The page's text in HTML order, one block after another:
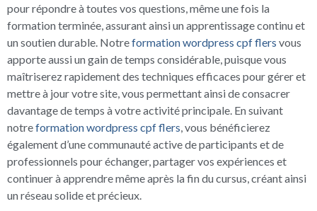
pour répondre à toutes vos questions, même une fois la
formation terminée, assurant ainsi un apprentissage continu et
un soutien durable. Notreformation wordpress cpf flers vous
apporte aussi un gain de temps considérable, puisque vous
maîtriserez rapidement des techniques efficaces pour gérer et
mettre à jour votre site, vous permettant ainsi de consacrer
davantage de temps à votre activité principale. En suivant
notreformation wordpress cpf flers, vous bénéficierez
également d’une communauté active de participants et de
professionnels pour échanger, partager vos expériences et
continuer à apprendre même après la fin du cursus, créant ainsi
un réseau solide et précieux.